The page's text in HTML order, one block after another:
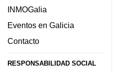
INMOGalia
Eventos en Galicia
Contacto
RESPONSABILIDAD SOCIAL